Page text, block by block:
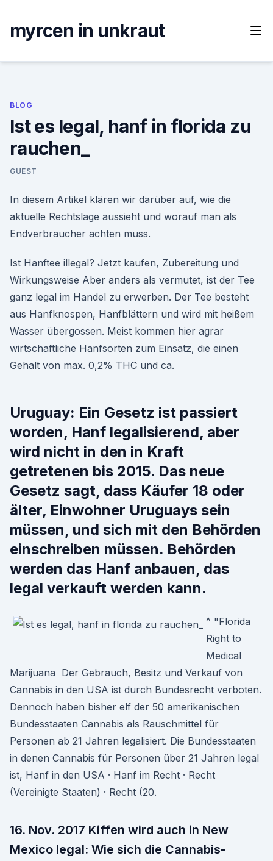
content
myrcen in unkraut
BLOG
Ist es legal, hanf in florida zu
rauchen_
GUEST
In diesem Artikel klären wir darüber auf, wie die
aktuelle Rechtslage aussieht und worauf man als
Endverbraucher achten muss.
Ist Hanftee illegal? Jetzt kaufen, Zubereitung und
Wirkungsweise Aber anders als vermutet, ist der Tee
ganz legal im Handel zu erwerben. Der Tee besteht
aus Hanfknospen, Hanfblättern und wird mit heißem
Wasser übergossen. Meist kommen hier agrar
wirtschaftliche Hanfsorten zum Einsatz, die einen
Gehalt von max. 0,2% THC und ca.
Uruguay: Ein Gesetz ist passiert
worden, Hanf legalisierend, aber
wird nicht in den in Kraft
getretenen bis 2015. Das neue
Gesetz sagt, dass Käufer 18 oder
älter, Einwohner Uruguays sein
müssen, und sich mit den Behörden
einschreiben müssen. Behörden
werden das Hanf anbauen, das
legal verkauft werden kann.
^ "Florida
Right to
Medical
Marijuana Der Gebrauch, Besitz und Verkauf von
Cannabis in den USA ist durch Bundesrecht verboten.
Dennoch haben bisher elf der 50 amerikanischen
Bundesstaaten Cannabis als Rauschmittel für
Personen ab 21 Jahren legalisiert. Die Bundesstaaten
in denen Cannabis für Personen über 21 Jahren legal
ist, Hanf in den USA · Hanf im Recht · Recht
(Vereinigte Staaten) · Recht (20.
16. Nov. 2017 Kiffen wird auch in New
Mexico legal: Wie sich die Cannabis-